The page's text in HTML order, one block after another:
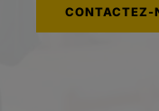
CONTACTEZ-